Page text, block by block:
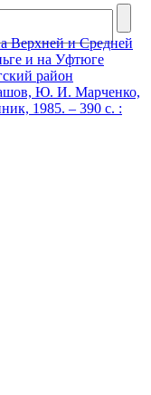
Верхней и Средней
и на Уфтюге
район
Ю. И. Марченко,
1985. – 390 с. :